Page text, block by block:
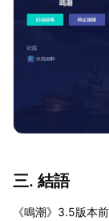
三. 結語
《鳴潮》3.5版本